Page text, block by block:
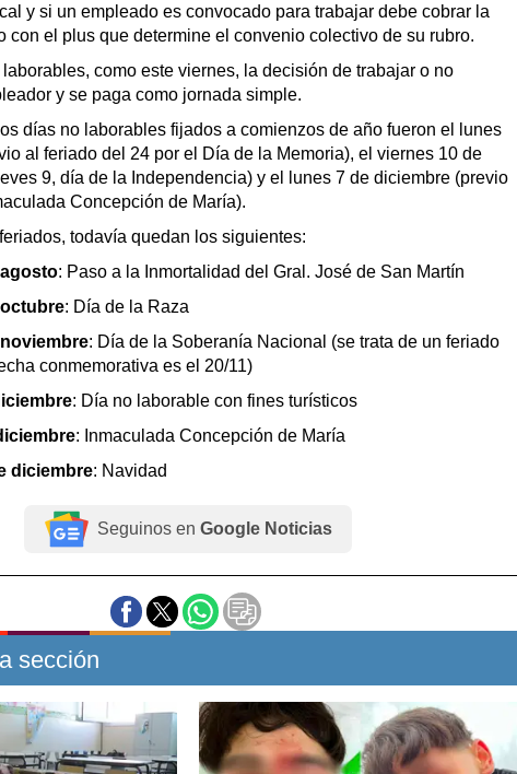
y si un empleado es convocado para trabajar debe cobrar la
con el plus que determine el convenio colectivo de su rubro.
como este viernes, la decisión de trabajar o no
y se paga como jornada simple.
días no laborables fijados a comienzos de año fueron el lunes
al feriado del 24 por el Día de la Memoria), el viernes 10 de
9, día de la Independencia) y el lunes 7 de diciembre (previo
Concepción de María).
todavía quedan los siguientes:
: Paso a la Inmortalidad del Gral. José de San Martín
: Día de la Raza
: Día de la Soberanía Nacional (se trata de un feriado
conmemorativa es el 20/11)
: Día no laborable con fines turísticos
: Inmaculada Concepción de María
diciembre: Navidad
Seguinos en Google Noticias
sección